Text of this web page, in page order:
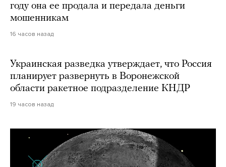
году она ее продала и передала деньги
мошенникам
16 часов назад
Украинская разведка утверждает, что Россия
планирует развернуть в Воронежской
области ракетное подразделение КНДР
19 часов назад